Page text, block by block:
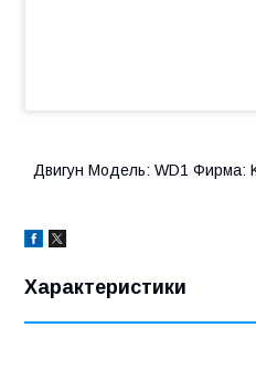
Двигун Модель: WD1 Фирма:
Характеристики